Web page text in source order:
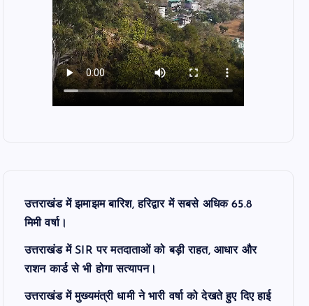
उत्तराखंड में झमाझम बारिश, हरिद्वार में सबसे अधिक 65.8
मिमी वर्षा।
उत्तराखंड में SIR पर मतदाताओं को बड़ी राहत, आधार और
राशन कार्ड से भी होगा सत्यापन।
उत्तराखंड में मुख्यमंत्री धामी ने भारी वर्षा को देखते हुए दिए हाई